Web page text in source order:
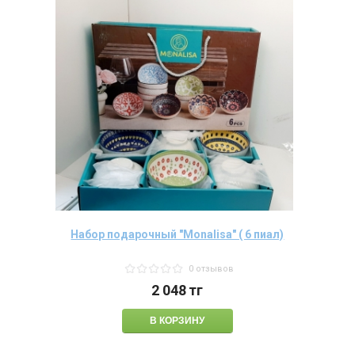
Набор подарочный "Моnalisa" ( 6 пиал)
0 отзывов
2 048тг